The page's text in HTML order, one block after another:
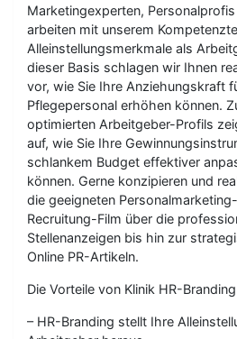
Marketingexperten,
arbeiten mit unserem
Alleinstellungsmerkmale als
dieser Basis schlagen wir Ihnen
vor, wie Sie Ihre Anziehungskraft
Pflegepersonal erhöhen können.
optimierten Arbeitgeber-Profils
auf, wie Sie Ihre
schlankem Budget effektiver
können. Gerne konzipieren und
die geeigneten
Recruitung-Film über die
Stellenanzeigen bis hin zur
Online PR-Artikeln.
Die Vorteile von Klinik HR-
– HR-Branding stellt Ihre